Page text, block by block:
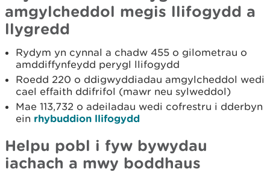
amgylcheddol megis llifogydd a
llygredd
Rydym yn cynnal a chadw 455 o gilometrau o
amddiffynfeydd perygl llifogydd
Roedd 220 o ddigwyddiadau amgylcheddol wedi
cael effaith ddifrifol (mawr neu sylweddol)
Mae 113,732 o adeiladau wedi cofrestru i dderbyn
ein rhybuddion llifogydd
Helpu pobl i fyw bywydau
iachach a mwy boddhaus